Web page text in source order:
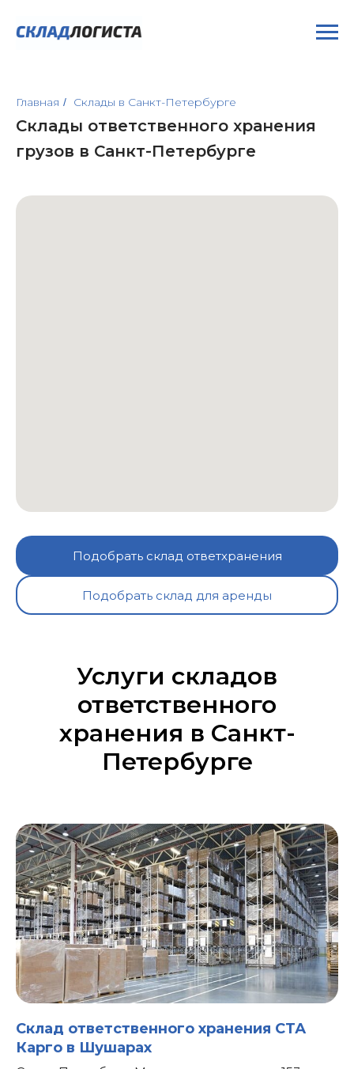
Главная / Склады в Санкт-Петербурге
Склады ответственного хранения
грузов в Санкт-Петербурге
Подобрать склад ответхранения
Подобрать склад для аренды
Услуги складов
ответственного
хранения в Санкт-
Петербурге
Склад ответственного хранения СТА
Карго в Шушарах